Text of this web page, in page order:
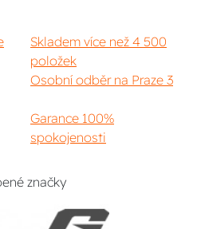
Skladem více než 4 500
položek
Osobní odběr na Praze 3
Garance 100%
spokojenosti
značky